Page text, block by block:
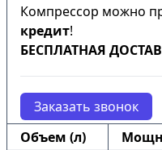
Компрессор можно
кредит!
БЕСПЛАТНАЯ
Заказать звонок
Объем (л)